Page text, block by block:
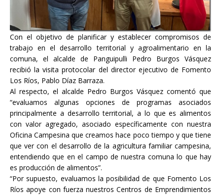
Con el objetivo de planificar y establecer compromisos de
trabajo en el desarrollo territorial y agroalimentario en la
comuna, el alcalde de Panguipulli Pedro Burgos Vásquez
recibió la visita protocolar del director ejecutivo de Fomento
Los Ríos, Pablo Díaz Barraza.
Al respecto, el alcalde Pedro Burgos Vásquez comentó que
“evaluamos algunas opciones de programas asociados
principalmente a desarrollo territorial, a lo que es alimentos
con valor agregado, asociado específicamente con nuestra
Oficina Campesina que creamos hace poco tiempo y que tiene
que ver con el desarrollo de la agricultura familiar campesina,
entendiendo que en el campo de nuestra comuna lo que hay
es producción de alimentos”.
“Por supuesto, evaluamos la posibilidad de que Fomento Los
Ríos apoye con fuerza nuestros Centros de Emprendimientos